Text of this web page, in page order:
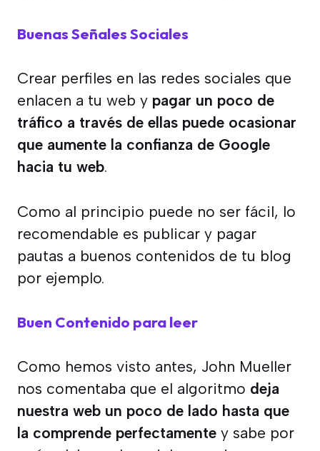
Buenas Señales Sociales
Crear perfiles en las redes sociales que
enlacen a tu web y pagar un poco de
tráfico a través de ellas puede ocasionar
que aumente la confianza de Google
hacia tu web.
Como al principio puede no ser fácil, lo
recomendable es publicar y pagar
pautas a buenos contenidos de tu blog
por ejemplo.
Buen Contenido para leer
Como hemos visto antes, John Mueller
nos comentaba que el algoritmo deja
nuestra web un poco de lado hasta que
la comprende perfectamente y sabe por